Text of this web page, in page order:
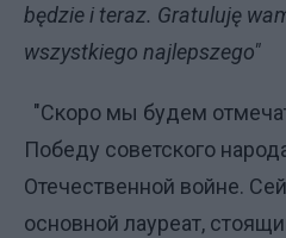
będzie i teraz. Gratuluję
wszystkiego najlepszego"
"Скоро мы будем
Победу советского
Отечественной войне.
основной лауреат,